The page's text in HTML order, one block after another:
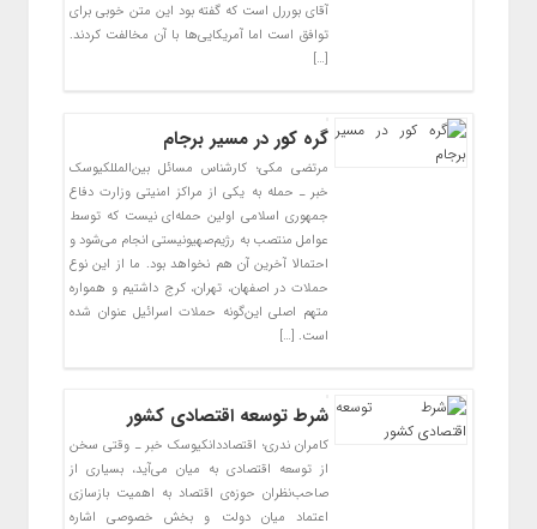
آقای بوررل است که گفته بود این متن خوبی برای
توافق است اما آمریکایی‌ها با آن مخالفت کردند.
[…]
گره کور در مسیر برجام
مرتضی مکی؛ کارشناس مسائل بین‌المللکیوسک
خبر ـ حمله به یکی از مراکز امنیتی وزارت دفاع
جمهوری اسلامی اولین حمله‌ای نیست که توسط
عوامل منتصب به رژیم‌صهیونیستی انجام می‌شود و
احتمالا آخرین آن هم نخواهد بود. ما از این نوع
حملات در اصفهان، تهران، کرج داشتیم و همواره
متهم اصلی این‌گونه حملات اسرائیل عنوان شده
است. […]
شرط توسعه اقتصادی کشور
کامران ندری؛ اقتصاددانکیوسک خبر ـ وقتی سخن
از توسعه اقتصادی به میان می‌آید، بسیاری از
صاحب‌نظران حوزه‌ی اقتصاد به اهمیت بازسازی
اعتماد میان دولت و بخش خصوصی اشاره